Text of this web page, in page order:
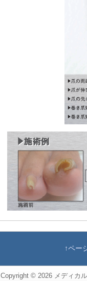
↑ペー
Copyright © 2026 メディカ